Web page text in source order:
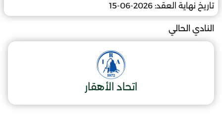
تاريخ نهاية العقد: 2026-06-15
النادي الحالي
اتحاد الأهقار